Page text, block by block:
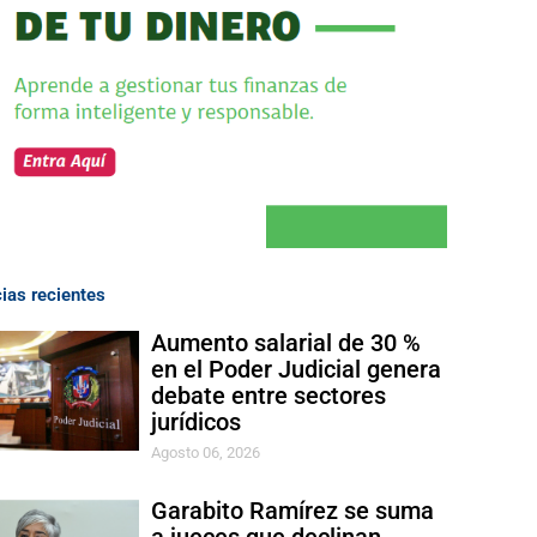
recientes
Aumento salarial de 30 %
en el Poder Judicial genera
debate entre sectores
jurídicos
Agosto 06, 2026
Garabito Ramírez se suma